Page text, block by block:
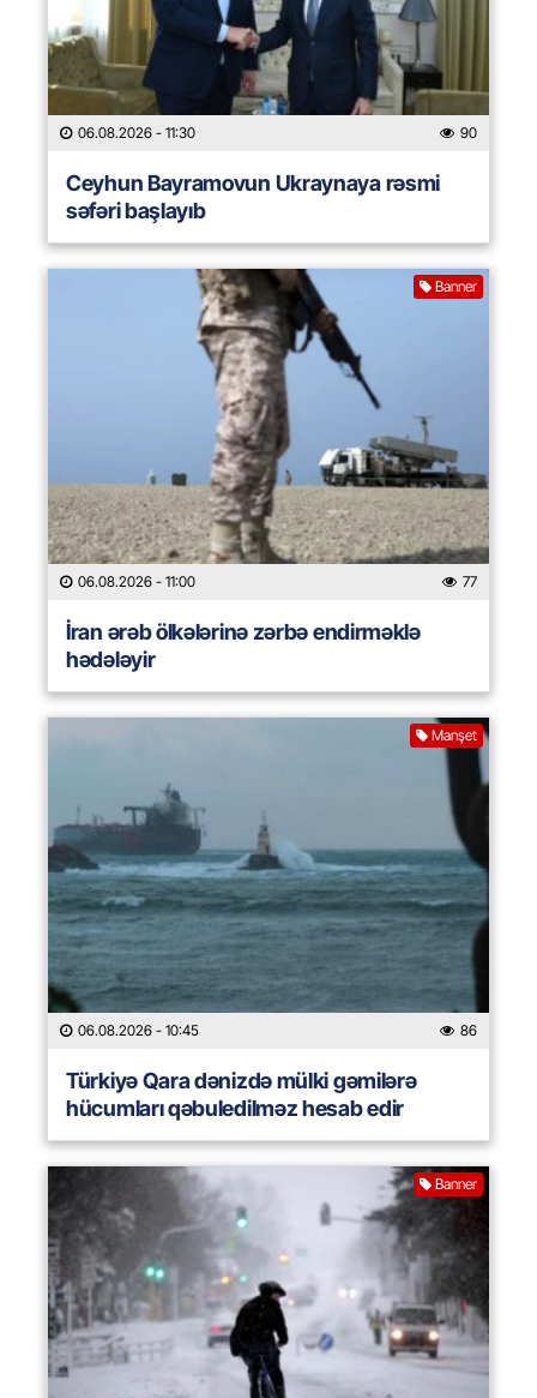
06.08.2026 - 11:30 90
Ceyhun Bayramovun Ukraynaya rəsmi
səfəri başlayıb
Banner
06.08.2026 - 11:00 77
İran ərəb ölkələrinə zərbə endirməklə
hədələyir
Manşet
06.08.2026 - 10:45 86
Türkiyə Qara dənizdə mülki gəmilərə
hücumları qəbuledilməz hesab edir
Banner